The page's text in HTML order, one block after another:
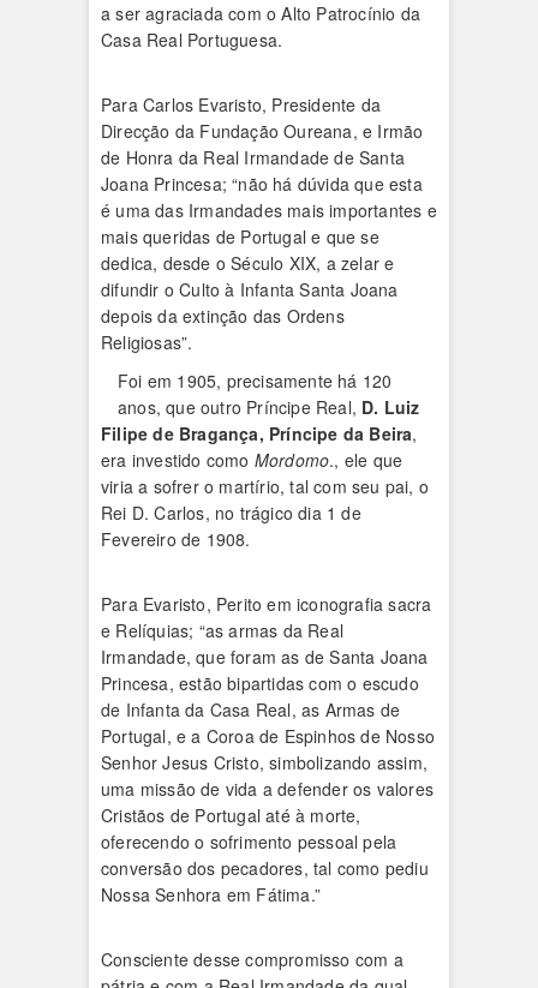
a ser agraciada com o Alto Patrocínio da
Casa Real Portuguesa.
Para Carlos Evaristo, Presidente da
Direcção da Fundação Oureana, e Irmão
de Honra da Real Irmandade de Santa
Joana Princesa; “não há dúvida que esta
é uma das Irmandades mais importantes e
mais queridas de Portugal e que se
dedica, desde o Século XIX, a zelar e
difundir o Culto à Infanta Santa Joana
depois da extinção das Ordens
Religiosas”.
Foi em 1905, precisamente há 120
anos, que outro Príncipe Real, D. Luiz
Filipe de Bragança, Príncipe da Beira,
era investido como Mordomo., ele que
viria a sofrer o martírio, tal com seu pai, o
Rei D. Carlos, no trágico dia 1 de
Fevereiro de 1908.
Para Evaristo, Perito em iconografia sacra
e Relíquias; “as armas da Real
Irmandade, que foram as de Santa Joana
Princesa, estão bipartidas com o escudo
de Infanta da Casa Real, as Armas de
Portugal, e a Coroa de Espinhos de Nosso
Senhor Jesus Cristo, simbolizando assim,
uma missão de vida a defender os valores
Cristãos de Portugal até à morte,
oferecendo o sofrimento pessoal pela
conversão dos pecadores, tal como pediu
Nossa Senhora em Fátima.”
Consciente desse compromisso com a